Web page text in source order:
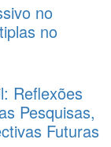
no
no
Reflexões
Pesquisas,
Futuras